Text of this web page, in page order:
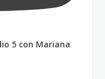
5 con Mariana